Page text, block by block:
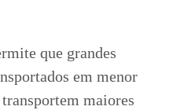
que grandes
em menor
maiores